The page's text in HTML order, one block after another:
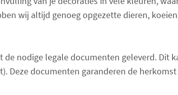
wij altijd genoeg opgezette dieren,
de nodige legale documenten geleverd. Dit
Deze documenten garanderen de